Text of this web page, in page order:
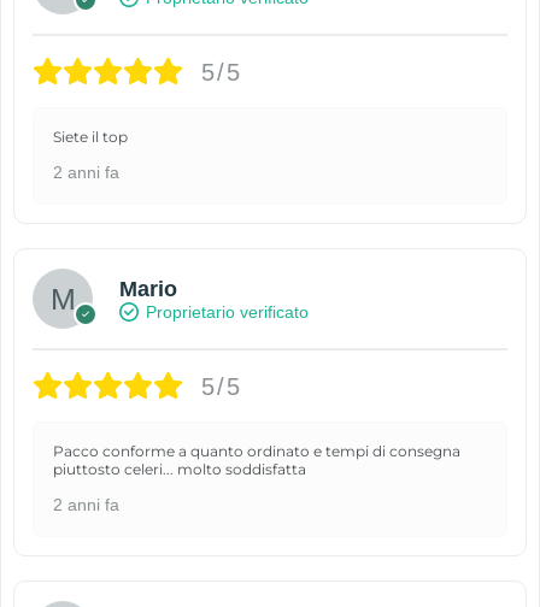
5/5
Siete il top
2 anni fa
Mario
Proprietario verificato
5/5
Pacco conforme a quanto ordinato e tempi di consegna
piuttosto celeri... molto soddisfatta
2 anni fa